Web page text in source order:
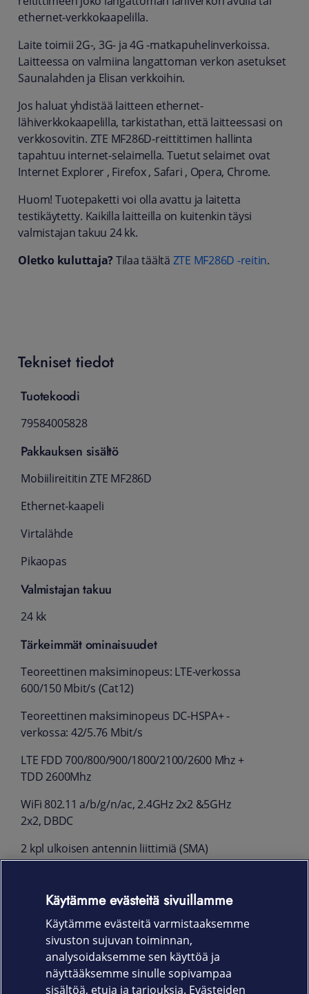
ethernet-verkkokaapelilla.
Laite toimii 2G-, 3G- ja 4G -matkapuhelinverkoissa.
Laitteessa on valmiina langattoman verkon asetukset
Saunalahden ja Elisan verkkoihin.
Jos haluat yhdistää laitteen ethernet-
lähiverkkokaapelilla, tarkistathan, että laitteessasi on
verkkosovitin. ZTE MF286D-reittittimen hallinta
tapahtuu internet-selaimella. Tuetut selaimet ovat
Internet Explorer , Firefox , Safari , Opera, Chrome.
Huom! Tuotepaketti voi olla avattu ja laitetta
testikäytetty. Kaikilla laitteilla on kuitenkin täysi
valmistajan takuu 24 kk.
Oletko kuluttaja? Tilaa täältä ZTE MF286D -reitin.
Tekniset tiedot
Tuotekoodi
79584005828
Pakkauksen sisältö
Mobiilireititin ZTE MF286D
Ethernet-kaapeli
Virtalähde
Pikaopas
Valmistajan takuu
24 kk
Tärkeimmät ominaisuudet
Teoreettinen maksiminopeus: LTE-verkossa
600/150 Mbit/s (Cat12)
Teoreettinen maksiminopeus DC-HSPA+ -
verkossa: 42/5.76 Mbit/s
LTE FDD 700/800/900/1800/2100/2600 Mhz +
TDD 2600Mhz
WiFi 802.11 a/b/g/n/ac, 2.4GHz 2x2 &5GHz
2x2, DBDC
2 kpl ulkoisen antennin liittimiä (SMA)
1 kpl 1,5 m ethernet-kaapeli
1 kpl virta-adapteri SIM-korttipaikka on
laitteen kyljessä (MiniSIM-kortti) Mitat 180 ×
170 × 30 mm Paino n. 465 g ilman virta-
adapteria
Käytämme evästeitä sivuillamme
Käytämme evästeitä varmistaaksemme
sivuston sujuvan toiminnan,
analysoidaksemme sen käyttöä ja
näyttääksemme sinulle sopivampaa
sisältöä, etuja ja tarjouksia. Evästeiden